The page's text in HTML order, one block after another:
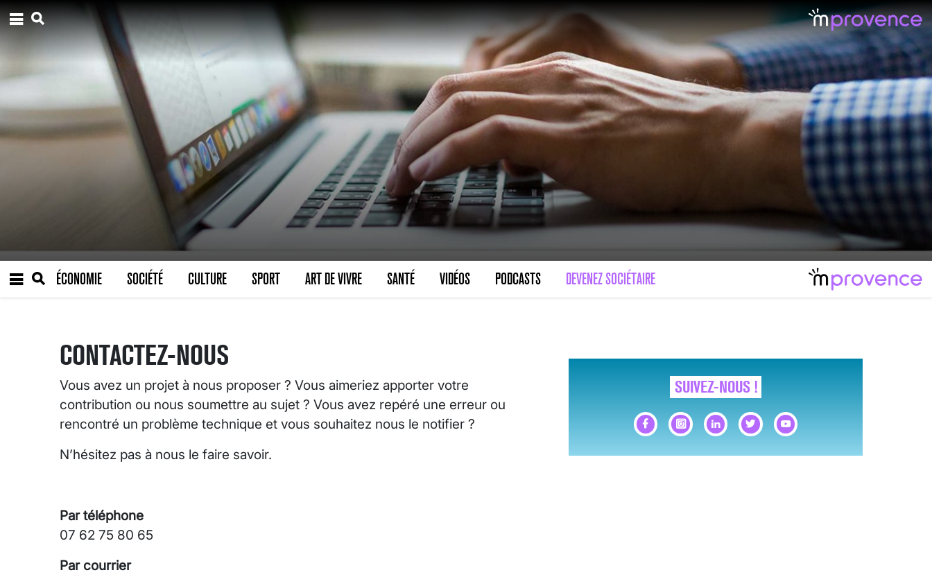
ÉCONOMIE SOCIÉTÉ CULTURE SPORT ART DE VIVRE SANTÉ VIDÉOS PODCASTS DEVENEZ SOCIÉTAIRE
CONTACTEZ-NOUS
Vous avez un projet à nous proposer ? Vous aimeriez apporter votre
contribution ou nous soumettre au sujet ? Vous avez repéré une erreur ou
rencontré un problème technique et vous souhaitez nous le notifier ?
N’hésitez pas à nous le faire savoir.
Par téléphone
07 62 75 80 65
Par courrier
SUIVEZ-NOUS !
VARICES PELVIENNES : UN REDOUTABLE MAL FÉMININ ENFIN SOIGNÉ !
30 mai 2023 7
SCANNER, IRM, RADIO, ÉCHO : DES IMAGES POUR TOUTES LES MALADIES
18 juil 2022 minutes